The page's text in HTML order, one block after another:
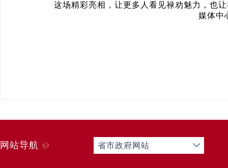
这场精彩亮相，让更多人看见禄劝魅力，也
媒体中
网站导航 省市政府网站